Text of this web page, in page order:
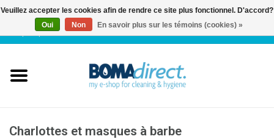
FR| 0 Articles
Service client
Charlottes et masques à barbe
Veuillez accepter les cookies afin de rendre ce site plus fonctionnel. D'accord?
Oui
Non En savoir plus sur les témoins (cookies) »